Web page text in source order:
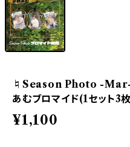
♮Season Photo -Mar- "
あむブロマイド(1セット3
¥1,100